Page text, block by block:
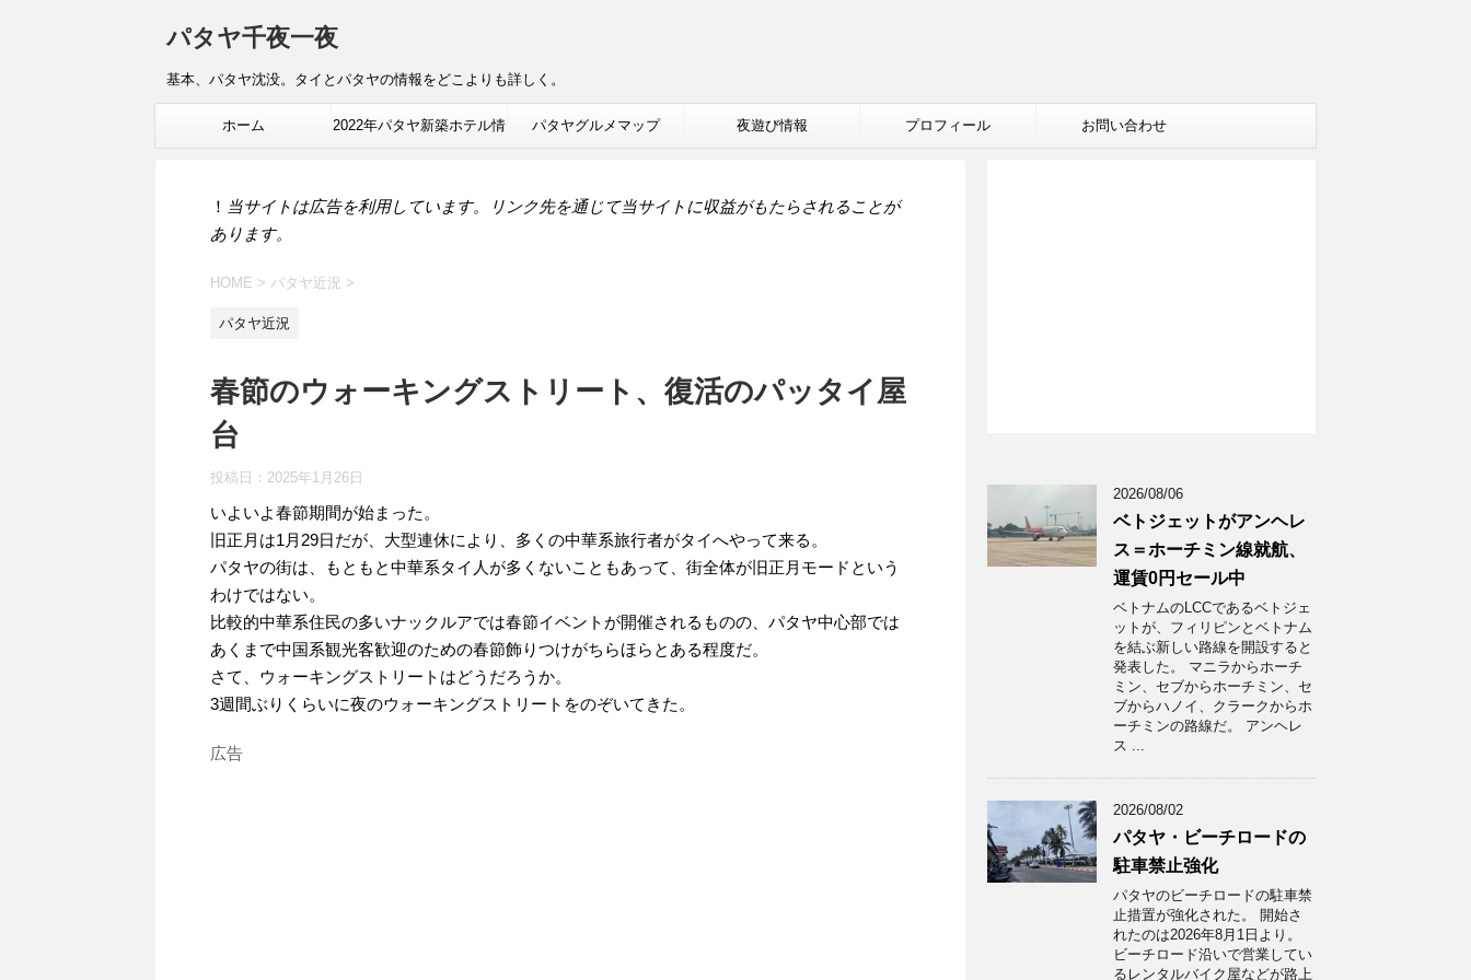
パタヤ千夜一夜
基本、パタヤ沈没。タイとパタヤの情報をどこよりも詳しく。
ホーム 2022年パタヤ新築ホテル情 パタヤグルメマップ 夜遊び情報 プロフィール お問い合わせ
！ 当サイトは広告を利用しています。リンク先を通じて当サイトに収益がもたらされることが
あります。
HOME > パタヤ近況 >
パタヤ近況
春節のウォーキングストリート、復活のパッタイ屋
台
投稿日： 2025年1月26日
いよいよ春節期間が始まった。
旧正月は1月29日だが、大型連休により、多くの中華系旅行者がタイへやって来る。
パタヤの街は、もともと中華系タイ人が多くないこともあって、街全体が旧正月モードという
わけではない。
比較的中華系住民の多いナックルアでは春節イベントが開催されるものの、パタヤ中心部では
あくまで中国系観光客歓迎のための春節飾りつけがちらほらとある程度だ。
さて、ウォーキングストリートはどうだろうか。
3週間ぶりくらいに夜のウォーキングストリートをのぞいてきた。
広告
2026/08/06
ベトジェットがアンヘレ
ス＝ホーチミン線就航、
運賃0円セール中
ベトナムのLCCであるベトジェ
ットが、フィリピンとベトナム
を結ぶ新しい路線を開設すると
発表した。 マニラからホーチ
ミン、セブからホーチミン、セ
ブからハノイ、クラークからホ
ーチミンの路線だ。 アンヘレ
ス ...
2026/08/02
パタヤ・ビーチロードの
駐車禁止強化
パタヤのビーチロードの駐車禁
止措置が強化された。 開始さ
れたのは2026年8月1日より。
ビーチロード沿いで営業してい
るレンタルバイク屋などが路上